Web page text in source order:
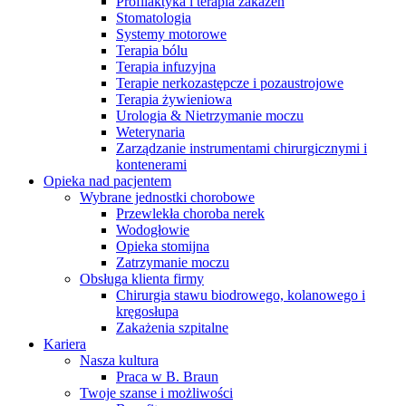
Serwis Techniczny - ATS
Przegląd i naprawa instrumentów oraz
urządzeń medycznych, zarówno w okresie gwarancji, jak i w
ramach serwisu pogwarancyjnego.
Stomatologia
Systemy motorowe
Terapia bólu
Terapia infuzyjna
Terapie nerkozastępcze i pozaustrojowe
Terapia żywieniowa
Urologia & Nietrzymanie moczu
Weterynaria
Zarządzanie instrumentami chirurgicznymi i
kontenerami
Opieka nad pacjentem
Wybrane jednostki chorobowe
Przewlekła choroba nerek
Wodogłowie
Opieka stomijna
Zatrzymanie moczu
Obsługa klienta firmy
Chirurgia stawu biodrowego, kolanowego i
kręgosłupa
Zakażenia szpitalne
Kariera
Nasza kultura
Praca w B. Braun
Twoje szanse i możliwości